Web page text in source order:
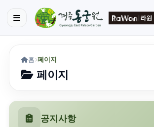
홈 페이지
페이지
공지사항